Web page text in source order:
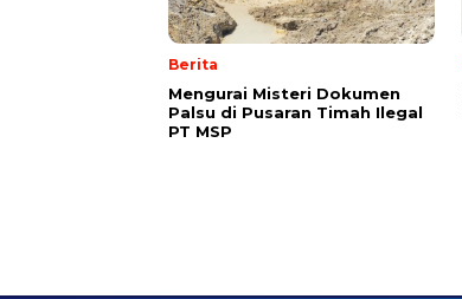
Berita
Mengurai Misteri Dokumen
Palsu di Pusaran Timah Ilegal
PT MSP